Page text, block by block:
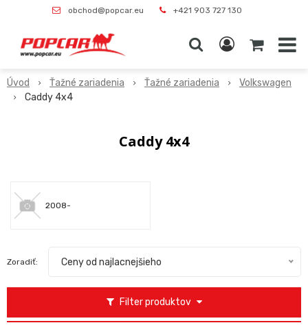
obchod@popcar.eu +421 903 727 130
Úvod Ťažné zariadenia Ťažné zariadenia
Volkswagen
Caddy 4x4
Caddy 4x4
2008-
Filter produktov
Zoradiť: Ceny od najlacnejšieho